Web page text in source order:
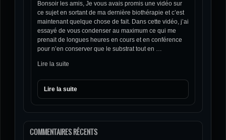
Bonsoir les amis, Je vous avais promis une vidéo sur
ce sujet en sortant de ma dernière biothérapie et c’est
maintenant quelque chose de fait. Dans cette vidéo, j’ai
essayé de vous condenser au maximum ce qui me
prenait de longues heures en cours et en conférence
pour n’en conserver que le substrat tout en …
Lire la suite
Lire la suite
COMMENTAIRES RÉCENTS